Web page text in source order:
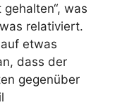
was
relativiert.
etwas
dass der
gegenüber